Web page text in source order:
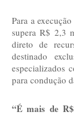
Para a
supera R$ 2,3
direto de
destinado
especializados
para condução
“É mais de